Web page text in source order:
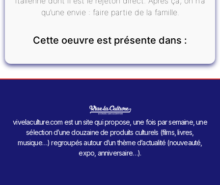
qu’une envie : faire partie de la famille.
Cette oeuvre est présente dans :
vivelaculture.com est un site qui propose, une fois par semaine, une
sélection d’une douzaine de produits culturels (films, livres,
musique…) regroupés autour d’un thème d’actualité (nouveauté,
expo, anniversaire…).